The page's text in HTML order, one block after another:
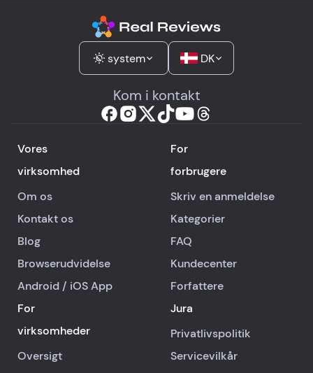
system DK
Kom i kontakt
Vores
virksomhed
Om os
Kontakt os
Blog
Browserudvidelse
Android / iOSApp
For
forbrugere
Skriv en anmeldelse
Kategorier
FAQ
Kundecenter
Forfattere
For
virksomheder
Oversigt
Jura
Privatlivspolitik
Servicevilkår